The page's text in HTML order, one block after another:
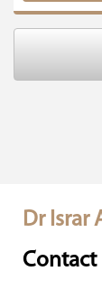
Dr Israr
Contact